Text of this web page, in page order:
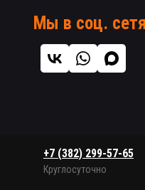
Мы в соц.
+7 (382) 299-57-65
Круглосуточно